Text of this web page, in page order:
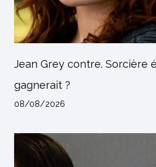
Jean Grey contre. Sorcière
gagnerait ?
08/08/2026